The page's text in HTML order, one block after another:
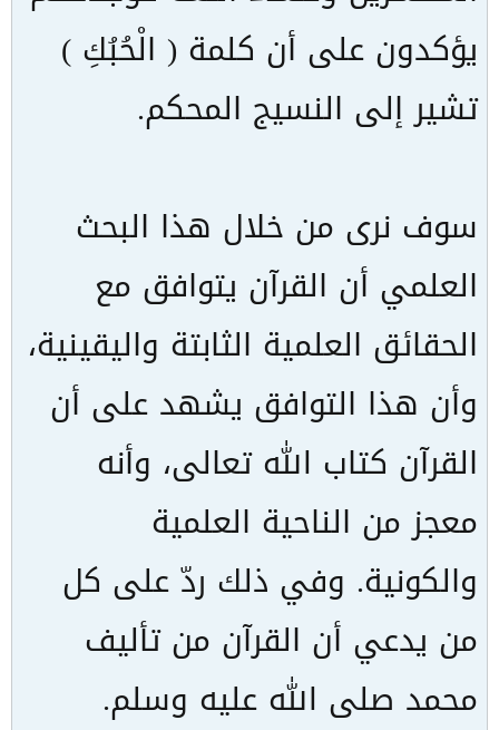
يؤكدون على أن كلمة ( الْحُبُكِ )
تشير إلى النسيج المحكم.
سوف نرى من خلال هذا البحث
العلمي أن القرآن يتوافق مع
الحقائق العلمية الثابتة واليقينية،
وأن هذا التوافق يشهد على أن
القرآن كتاب الله تعالى، وأنه
معجز من الناحية العلمية
والكونية. وفي ذلك ردّ على كل
من يدعي أن القرآن من تأليف
محمد صلى الله عليه وسلم.